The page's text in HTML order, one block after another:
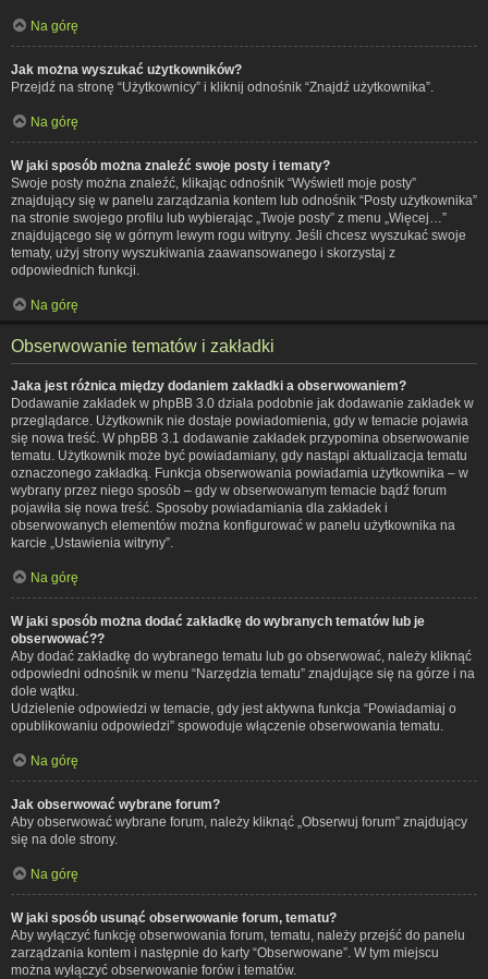
Na górę
Jak można wyszukać użytkowników?
Przejdź na stronę “Użytkownicy” i kliknij odnośnik “Znajdź użytkownika”.
Na górę
W jaki sposób można znaleźć swoje posty i tematy?
Swoje posty można znaleźć, klikając odnośnik “Wyświetl moje posty”
znajdujący się w panelu zarządzania kontem lub odnośnik “Posty użytkownika”
na stronie swojego profilu lub wybierając „Twoje posty” z menu „Więcej…”
znajdującego się w górnym lewym rogu witryny. Jeśli chcesz wyszukać swoje
tematy, użyj strony wyszukiwania zaawansowanego i skorzystaj z
odpowiednich funkcji.
Na górę
Obserwowanie tematów i zakładki
Jaka jest różnica między dodaniem zakładki a obserwowaniem?
Dodawanie zakładek w phpBB 3.0 działa podobnie jak dodawanie zakładek w
przeglądarce. Użytkownik nie dostaje powiadomienia, gdy w temacie pojawia
się nowa treść. W phpBB 3.1 dodawanie zakładek przypomina obserwowanie
tematu. Użytkownik może być powiadamiany, gdy nastąpi aktualizacja tematu
oznaczonego zakładką. Funkcja obserwowania powiadamia użytkownika – w
wybrany przez niego sposób – gdy w obserwowanym temacie bądź forum
pojawiła się nowa treść. Sposoby powiadamiania dla zakładek i
obserwowanych elementów można konfigurować w panelu użytkownika na
karcie „Ustawienia witryny”.
Na górę
W jaki sposób można dodać zakładkę do wybranych tematów lub je
obserwować??
Aby dodać zakładkę do wybranego tematu lub go obserwować, należy kliknąć
odpowiedni odnośnik w menu “Narzędzia tematu” znajdujące się na górze i na
dole wątku.
Udzielenie odpowiedzi w temacie, gdy jest aktywna funkcja “Powiadamiaj o
opublikowaniu odpowiedzi” spowoduje włączenie obserwowania tematu.
Na górę
Jak obserwować wybrane forum?
Aby obserwować wybrane forum, należy kliknąć „Obserwuj forum” znajdujący
się na dole strony.
Na górę
W jaki sposób usunąć obserwowanie forum, tematu?
Aby wyłączyć funkcję obserwowania forum, tematu, należy przejść do panelu
zarządzania kontem i następnie do karty “Obserwowane”. W tym miejscu
można wyłączyć obserwowanie forów i tematów.